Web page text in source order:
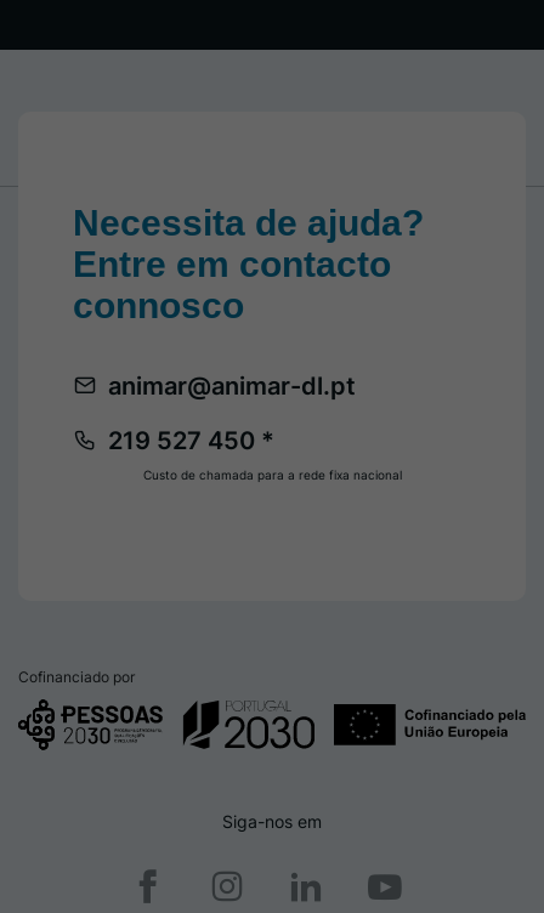
Necessita de ajuda?
Entre em contacto
connosco
219 527 450 *
animar@animar-dl.pt
Custo de chamada para a rede fixa nacional
Cofinanciado por
Siga-nos em